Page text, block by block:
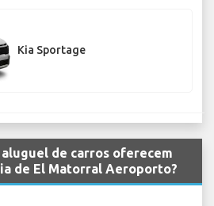
Kia Sportage
de carros oferecem
de El Matorral Aeroporto?